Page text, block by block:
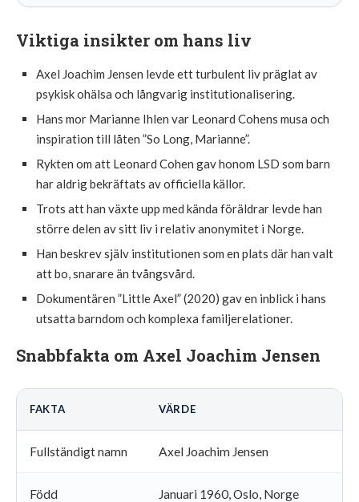
Viktiga insikter om hans liv
Axel Joachim Jensen levde ett turbulent liv präglat av
psykisk ohälsa och långvarig institutionalisering.
Hans mor Marianne Ihlen var Leonard Cohens musa och
inspiration till låten ”So Long, Marianne”.
Rykten om att Leonard Cohen gav honom LSD som barn
har aldrig bekräftats av officiella källor.
Trots att han växte upp med kända föräldrar levde han
större delen av sitt liv i relativ anonymitet i Norge.
Han beskrev själv institutionen som en plats där han valt
att bo, snarare än tvångsvård.
Dokumentären ”Little Axel” (2020) gav en inblick i hans
utsatta barndom och komplexa familjerelationer.
Snabbfakta om Axel Joachim Jensen
FAKTA VÄRDE
Fullständigt namn Axel Joachim Jensen
Född Januari 1960, Oslo, Norge